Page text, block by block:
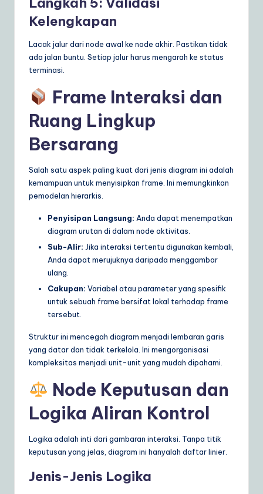
Kelengkapan
Lacak jalur dari node awal ke node akhir. Pastikan tidak
ada jalan buntu. Setiap jalur harus mengarah ke status
terminasi.
Frame Interaksi dan
Ruang Lingkup
Bersarang
Salah satu aspek paling kuat dari jenis diagram ini adalah
kemampuan untuk menyisipkan frame. Ini memungkinkan
pemodelan hierarkis.
Penyisipan Langsung: Anda dapat menempatkan
diagram urutan di dalam node aktivitas.
Sub-Alir: Jika interaksi tertentu digunakan kembali,
Anda dapat merujuknya daripada menggambar
ulang.
Cakupan: Variabel atau parameter yang spesifik
untuk sebuah frame bersifat lokal terhadap frame
tersebut.
Struktur ini mencegah diagram menjadi lembaran garis
yang datar dan tidak terkelola. Ini mengorganisasi
kompleksitas menjadi unit-unit yang mudah dipahami.
Node Keputusan dan
Logika Aliran Kontrol
Logika adalah inti dari gambaran interaksi. Tanpa titik
keputusan yang jelas, diagram ini hanyalah daftar linier.
Jenis-Jenis Logika